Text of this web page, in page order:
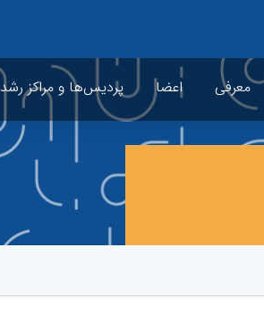
معرفی اعضا پردیس‌ها و مراکز رشد